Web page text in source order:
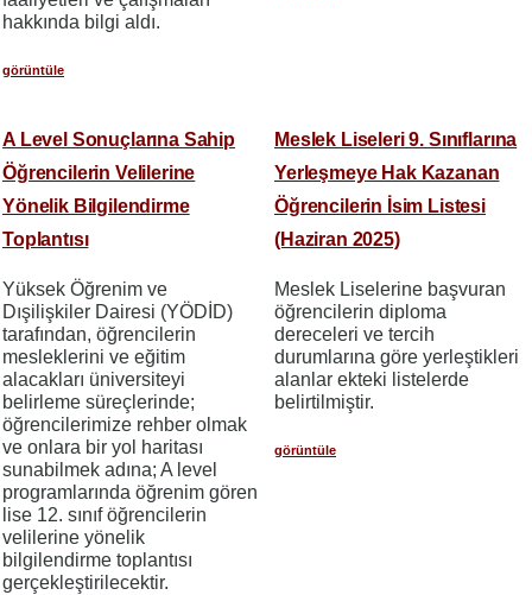
hakkında bilgi aldı.
görüntüle
A Level Sonuçlarına Sahip
Öğrencilerin Velilerine
Yönelik Bilgilendirme
Toplantısı
Yüksek Öğrenim ve
Dışilişkiler Dairesi (YÖDİD)
tarafından, öğrencilerin
mesleklerini ve eğitim
alacakları üniversiteyi
belirleme süreçlerinde;
öğrencilerimize rehber olmak
ve onlara bir yol haritası
sunabilmek adına; A level
programlarında öğrenim gören
lise 12. sınıf öğrencilerin
velilerine yönelik
bilgilendirme toplantısı
gerçekleştirilecektir.
Meslek Liseleri 9. Sınıflarına
Yerleşmeye Hak Kazanan
Öğrencilerin İsim Listesi
(Haziran 2025)
Meslek Liselerine başvuran
öğrencilerin diploma
dereceleri ve tercih
durumlarına göre yerleştikleri
alanlar ekteki listelerde
belirtilmiştir.
görüntüle